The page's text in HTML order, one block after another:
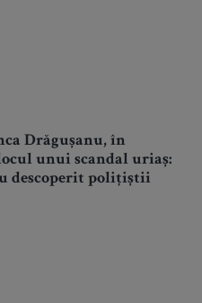
Drăgușanu, în
unui scandal uriaș:
descoperit polițiștii